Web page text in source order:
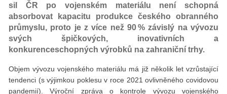
sil ČR po vojenském materiálu není schopná
absorbovat kapacitu produkce českého obranného
průmyslu, proto je z více než 90 % závislý na vývozu
svých špičkových, inovativních a
konkurenceschopných výrobků na zahraniční trhy.
Objem vývozu vojenského materiálu má již několik let vzrůstající
tendenci (s výjimkou poklesu v roce 2021 ovlivněného covidovou
pandemií). Výroční zpráva o kontrole vývozu vojenského